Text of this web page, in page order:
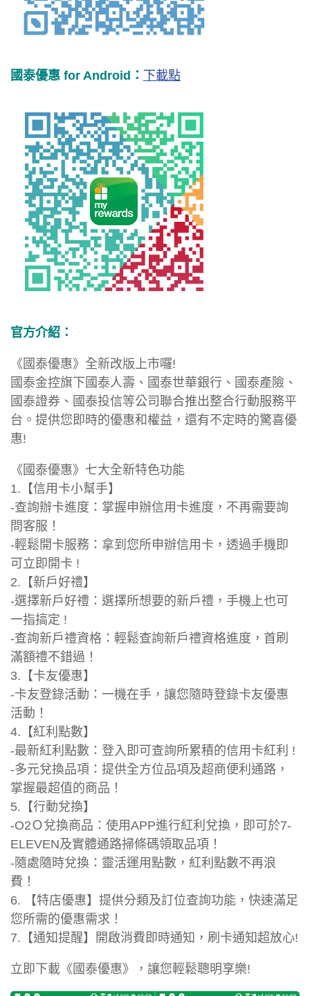
國泰優惠 for Android： 下載點
官方介紹：
《國泰優惠》全新改版上市囉!
國泰金控旗下國泰人壽、國泰世華銀行、國泰產險、
國泰證券、國泰投信等公司聯合推出整合行動服務平
台。提供您即時的優惠和權益，還有不定時的驚喜優
惠!
《國泰優惠》七大全新特色功能
1.【信用卡小幫手】
-查詢辦卡進度：掌握申辦信用卡進度，不再需要詢
問客服！
-輕鬆開卡服務：拿到您所申辦信用卡，透過手機即
可立即開卡 !
2.【新戶好禮】
-選擇新戶好禮：選擇所想要的新戶禮，手機上也可
一指搞定 !
-查詢新戶禮資格：輕鬆查詢新戶禮資格進度，首刷
滿額禮不錯過！
3.【卡友優惠】
-卡友登錄活動：一機在手，讓您隨時登錄卡友優惠
活動！
4.【紅利點數】
-最新紅利點數：登入即可查詢所累積的信用卡紅利 !
-多元兌換品項：提供全方位品項及超商便利通路，
掌握最超值的商品！
5.【行動兌換】
-O2Ｏ兌換商品：使用APP進行紅利兌換，即可於7-
ELEVEN及實體通路掃條碼領取品項！
-隨處隨時兌換：靈活運用點數，紅利點數不再浪
費！
6. 【特店優惠】提供分類及訂位查詢功能，快速滿足
您所需的優惠需求！
7.【通知提醒】開啟消費即時通知，刷卡通知超放心!
立即下載《國泰優惠》，讓您輕鬆聰明享樂!